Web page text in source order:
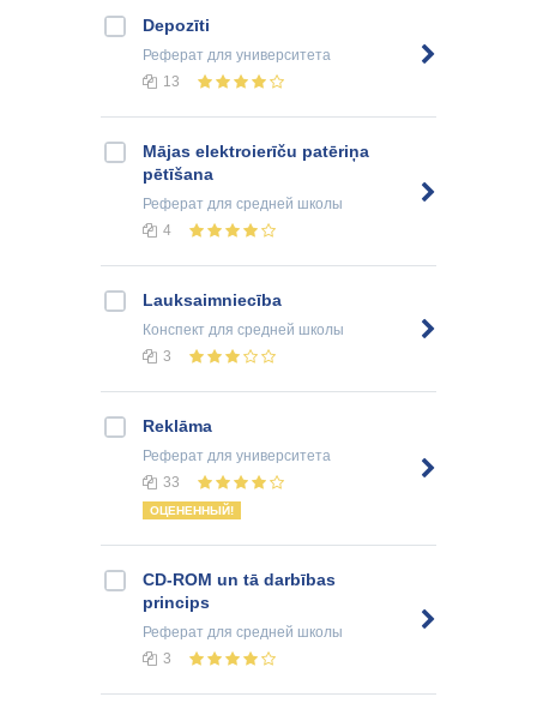
Depozīti
Реферат для университета
13
Mājas elektroierīču patēriņa
pētīšana
Реферат для средней школы
4
Lauksaimniecība
Конспект для средней школы
3
Reklāma
Реферат для университета
33
ОЦЕНЕННЫЙ!
CD-ROM un tā darbības
princips
Реферат для средней школы
3